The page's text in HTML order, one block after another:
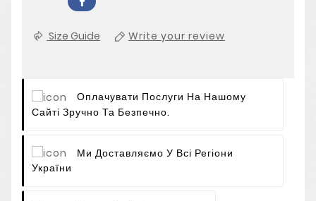
Size Guide Write your review
Оплачувати Послуги На Нашому
Сайті Зручно Та Безпечно.
Ми Доставляємо У Всі Регіони
України